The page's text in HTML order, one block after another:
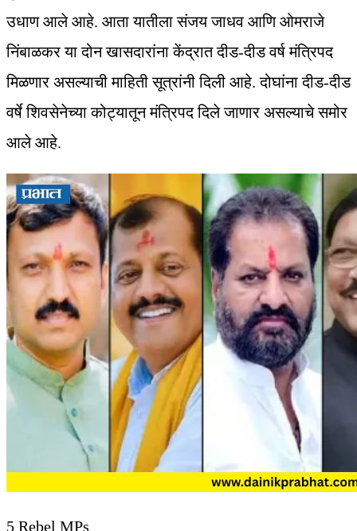
उधाण आले आहे. आता यातीला संजय जाधव आणि ओमराजे
निंबाळकर या दोन खासदारांना केंद्रात दीड-दीड वर्ष मंत्रिपद
मिळणार असल्याची माहिती सूत्रांनी दिली आहे. दोघांना दीड-दीड
वर्षे शिवसेनेच्या कोट्यातून मंत्रिपद दिले जाणार असल्याचे समोर
आले आहे.
5 Rebel MPs